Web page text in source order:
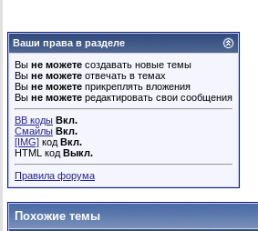
Ваши права в разделе
Вы не можете создавать новые темы
Вы не можете отвечать в темах
Вы не можете прикреплять вложения
Вы не можете редактировать свои сообщения
BB коды Вкл.
Смайлы Вкл.
[IMG] код Вкл.
HTML код Выкл.
Правила форума
Похожие темы